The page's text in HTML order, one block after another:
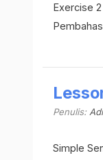
Exercise
Penulis:
Simple